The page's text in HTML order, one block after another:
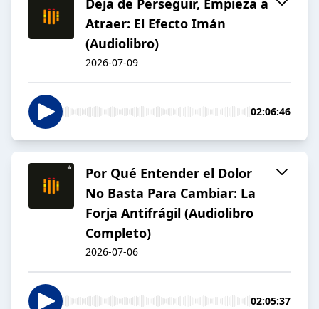
Deja de Perseguir, Empieza a
Atraer: El Efecto Imán
(Audiolibro)
2026-07-09
02:06:46
Por Qué Entender el Dolor
No Basta Para Cambiar: La
Forja Antifrágil (Audiolibro
Completo)
2026-07-06
02:05:37